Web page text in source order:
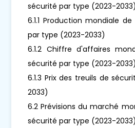
sécurité par type (2023-2033)
6.1.1 Production mondiale
par type (2023-2033)
6.1.2 Chiffre d'affaires
sécurité par type (2023-2033)
6.1.3 Prix des treuils de
2033)
6.2 Prévisions du marché
sécurité par type (2023-2033)